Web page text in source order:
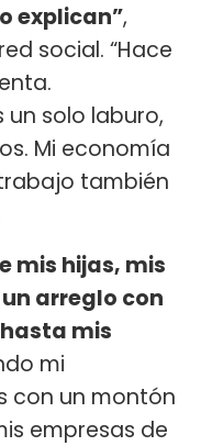
explican”,
social. “Hace
un solo laburo,
Mi economía
también
mis hijas, mis
arreglo con
mis
mi
con un montón
empresas de